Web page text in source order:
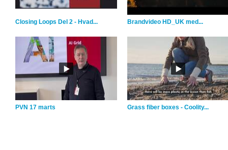
Closing Loops Del 2 - Hvad... Brandvideo HD_UK med...
PVN 17 marts Grass fiber boxes - Coolity...